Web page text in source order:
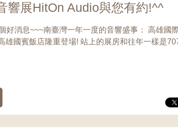
響展HitOn Audio與您有約!^^
好消息~~~南臺灣一年一度的音響盛事： 高雄國
雄國賓飯店隆重登場! 站上的展房和往年一樣是